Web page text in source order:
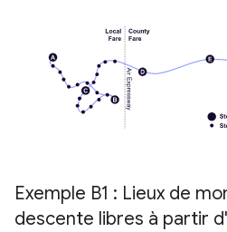
Exemple B1 : Lieux de
descente libres à partir